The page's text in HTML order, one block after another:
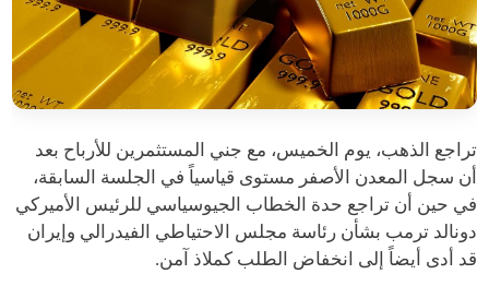
تراجع الذهب، يوم الخميس، مع جني المستثمرين للأرباح بعد
أن سجل المعدن الأصفر مستوى قياسياً في الجلسة السابقة،
في حين أن تراجع حدة الخطاب الجيوسياسي للرئيس الأميركي
دونالد ترمب بشأن رئاسة مجلس الاحتياطي الفيدرالي وإيران
قد أدى أيضاً إلى انخفاض الطلب كملاذ آمن.